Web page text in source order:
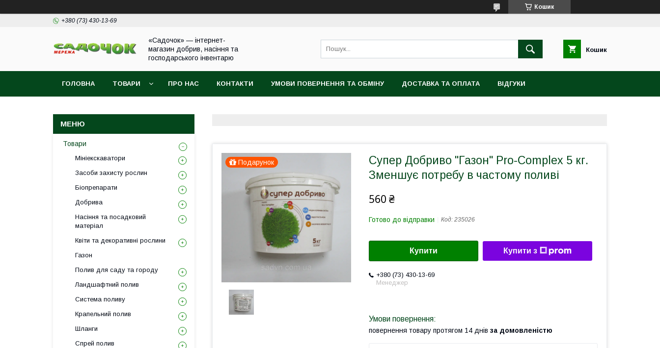
Кошик
+380 (73) 430-13-69
«Садочок» — інтернет-
магазин добрив, насіння та
господарського інвентарю
Кошик
ГОЛОВНА ТОВАРИ ПРО НАС КОНТАКТИ УМОВИ ПОВЕРНЕННЯ ТА ОБМІНУ ДОСТАВКА ТА ОПЛАТА ВІДГУКИ
Подарунок
Супер Добриво "Газон" Pro-Complex 5 кг.
Зменшує потребу в частому поливі
560 ₴
Готово до відправки Код: 235026
Купити Купити з
+380 (73) 430-13-69
Менеджер
повернення товару протягом 14 днів за домовленістю
Товари
Мініекскаватори
Засоби захисту рослин
Біопрепарати
Добрива
Насіння та посадковий
матеріал
Квіти та декоративні рослини
Газон
Полив для саду та городу
Ландшафтний полив
Система поливу
Крапельний полив
Шланги
Спрей полив